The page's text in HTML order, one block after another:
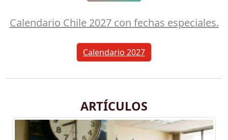
Calendario Chile 2027 con fechas especiales.
Calendario 2027
ARTÍCULOS